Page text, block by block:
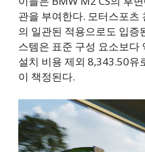
관을 부여한다. 모터스포츠
의 일관된 적용으로도 입증
스템은 표준 구성 요소보다
설치 비용 제외 8,343.50유
이 책정된다.